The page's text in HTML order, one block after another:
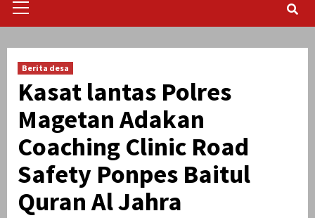
Menu
Berita desa
Kasat lantas Polres
Magetan Adakan
Coaching Clinic Road
Safety Ponpes Baitul
Quran Al Jahra